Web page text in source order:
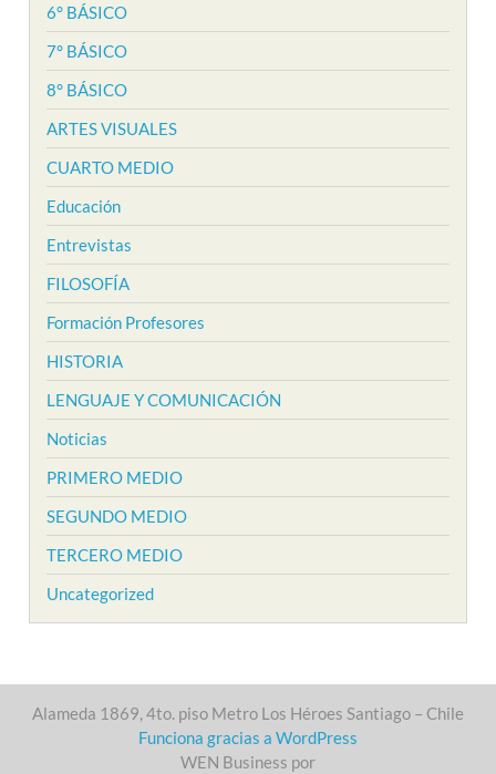
6° BÁSICO
7° BÁSICO
8° BÁSICO
ARTES VISUALES
CUARTO MEDIO
Educación
Entrevistas
FILOSOFÍA
Formación Profesores
HISTORIA
LENGUAJE Y COMUNICACIÓN
Noticias
PRIMERO MEDIO
SEGUNDO MEDIO
TERCERO MEDIO
Uncategorized
Alameda 1869, 4to. piso Metro Los Héroes Santiago – Chile
Funciona gracias a WordPress
WEN Business por